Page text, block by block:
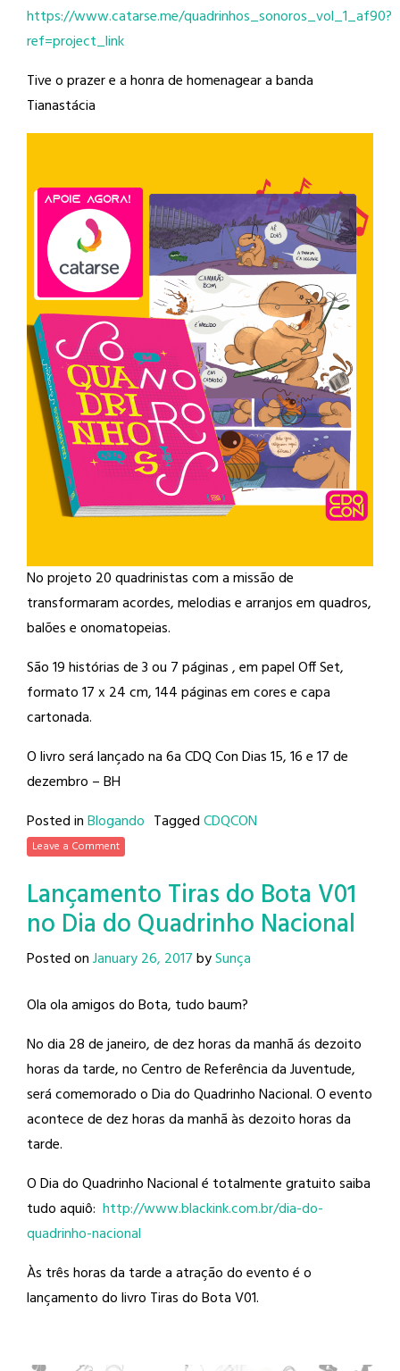
https://www.catarse.me/quadrinhos_sonoros_vol_1_af90?
ref=project_link
Tive o prazer e a honra de homenagear a banda
Tianastácia
No projeto 20 quadrinistas com a missão de
transformaram acordes, melodias e arranjos em quadros,
balões e onomatopeias.
São 19 histórias de 3 ou 7 páginas , em papel Off Set,
formato 17 x 24 cm, 144 páginas em cores e capa
cartonada.
O livro será lançado na 6a CDQ Con Dias 15, 16 e 17 de
dezembro – BH
Posted inBlogando TaggedCDQCON
Leave a Comment
Lançamento Tiras do Bota V01
no Dia do Quadrinho Nacional
Posted onJanuary 26, 2017bySunça
Ola ola amigos do Bota, tudo baum?
No dia 28 de janeiro, de dez horas damanhã ás dezoito
horas da tarde, no Centro de Referência da Juventude,
será comemorado o Dia do Quadrinho Nacional. O evento
acontece de dez horas da manhã às dezoito horas da
tarde.
O Dia do Quadrinho Nacional é totalmente gratuito saiba
tudo aquiô: http://www.blackink.com.br/dia-do-
quadrinho-nacional
Às três horas da tarde a atração do evento é o
lançamento do livro Tiras do Bota V01.